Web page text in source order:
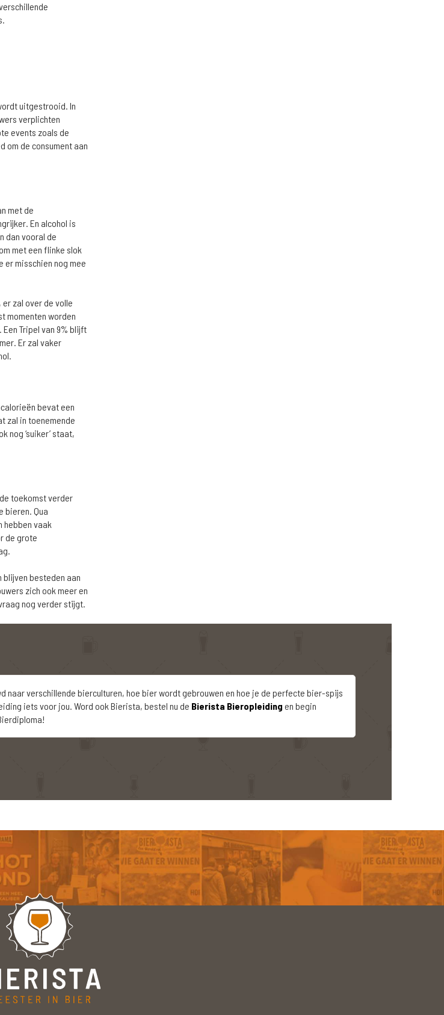
uitgestrooid. In
verplichten
events zoals de
om de consument aan
met de
En alcohol is
dan vooral de
met een flinke slok
er misschien nog mee
zal over de volle
momenten worden
Tripel van 9% blijft
Er zal vaker
bevat een
zal in toenemende
nog ‘suiker’ staat,
toekomst verder
bieren. Qua
vaak
de grote
blijven besteden aan
zich ook meer en
nog verder stijgt.
naar verschillende bierculturen, hoe bier wordt gebrouwen en hoe je de perfecte bier-spijs
iets voor jou. Word ook Bierista, bestel nu de Bierista Bieropleiding en begin